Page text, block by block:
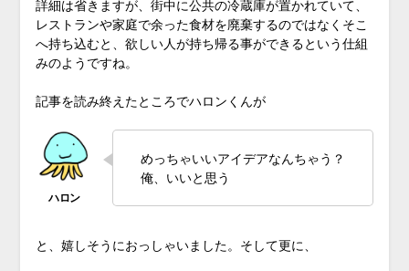
詳細は省きますが、 街中に公共の冷蔵庫が置かれていて、
レストランや家庭で余った食材を廃棄するのではなくそこ
へ持ち込むと、欲しい人が持ち帰る事ができるという仕組
みのようですね。
記事を読み終えたところでハロンくんが
めっちゃいいアイデアなんちゃう？
俺、いいと思う
と、嬉しそうにおっしゃいました。そして更に、